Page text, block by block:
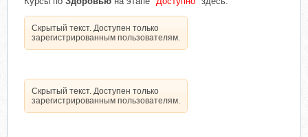
Скрытый текст. Доступен только
зарегистрированным пользователям.
Скрытый текст. Доступен только
зарегистрированным пользователям.